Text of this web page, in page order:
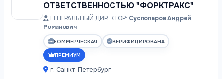
ОТВЕТСТВЕННОСТЬЮ "ФОРКТРАКС"
ГЕНЕРАЛЬНЫЙ ДИРЕКТОР: Суслопаров Андрей
Романович
КОММЕРЧЕСКАЯ ВЕРИФИЦИРОВАНА
ПРЕМИУМ
г. Санкт-Петербург